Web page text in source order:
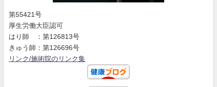
第55421号
厚生労働大臣認可
はり師 ：第126813号
きゅう師：第126696号
リンク/施術院のリンク集